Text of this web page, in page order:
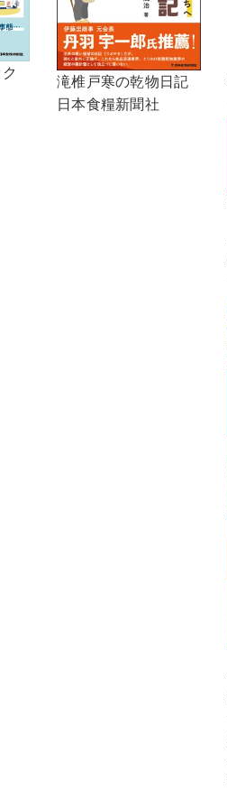
滝椎戸寒の乾物日記
日本食糧新聞社